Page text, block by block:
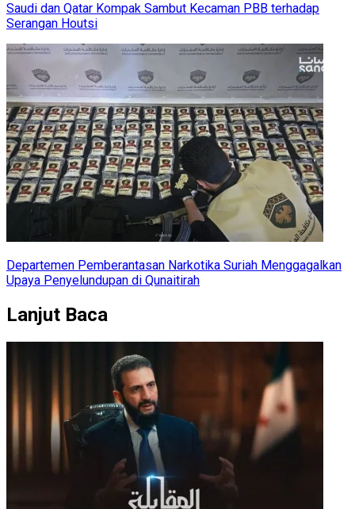
Saudi dan Qatar Kompak Sambut Kecaman PBB terhadap
Serangan Houtsi
Departemen Pemberantasan Narkotika Suriah Menggagalkan
Upaya Penyelundupan di Qunaitirah
Lanjut Baca